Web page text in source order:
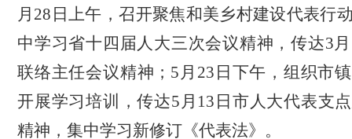
月28日上午，召开聚焦和美乡村建设代表行
中学习省十四届人大三次会议精神，传达3
联络主任会议精神；5月23日下午，组织市
开展学习培训，传达5月13日市人大代表支
精神，集中学习新修订《代表法》。